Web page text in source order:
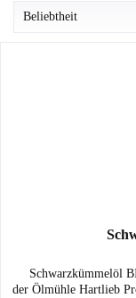
Schwarzkümmelöl
der Ölmühle Hartlieb